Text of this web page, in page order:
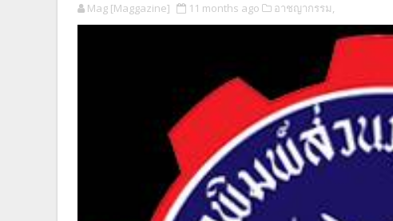
Mag [Maggazine]
11 months ago อาชญากรรม,